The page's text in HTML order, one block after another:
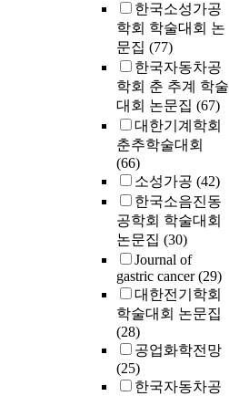
한국소성가공
학회 학술대회 논
문집 (77)
한국자동차공
학회 춘 추계 학술
대회 논문집 (67)
대한기계학회
춘추학술대회
(66)
소성가공 (42)
한국소음진동
공학회 학술대회
논문집 (30)
Journal of
gastric cancer(29)
대한전기학회
학술대회 논문집
(28)
공업화학전망
(25)
한국자동차공